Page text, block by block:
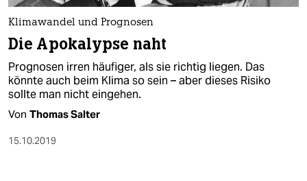
Klimawandel und Prognosen
Die Apokalypse naht
Prognosen irren häufiger, als sie richtig liegen. Das
könnte auch beim Klima so sein – aber dieses Risiko
sollte man nicht eingehen.
Von Thomas Salter
15.10.2019